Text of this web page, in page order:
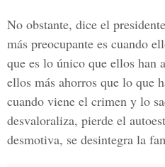
No obstante, dice el
más preocupante es cuando
que es lo único que ellos han
ellos más ahorros que lo que
cuando viene el crimen y lo
desvaloraliza, pierde el
desmotiva, se desintegra la